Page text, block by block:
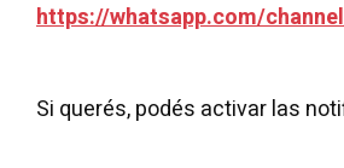
https://whatsapp.com/
Si querés, podés activar las